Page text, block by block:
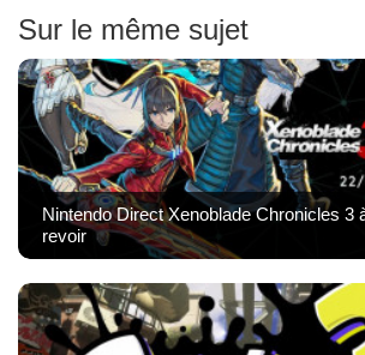
Sur le même sujet
Nintendo Direct Xenoblade Chronicles 3
revoir